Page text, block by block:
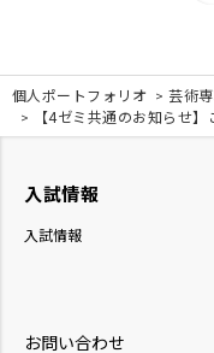
個人ポートフォリオ
芸術
【4ゼミ共通のお知らせ
お問い合わせ
入試情報
入試情報